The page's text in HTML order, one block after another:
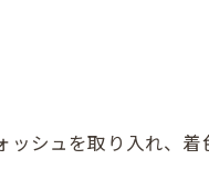
ッシュを取り入れ、着